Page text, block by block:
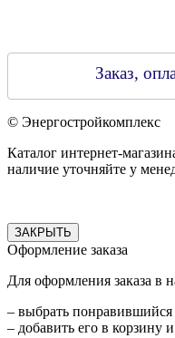
Заказ,
© Энергостройкомплекс
Каталог интернет-
наличие уточняйте у
ЗАКРЫТЬ
Оформление заказа
Для оформления заказа в
– выбрать понравившийся
– добавить его в корзину